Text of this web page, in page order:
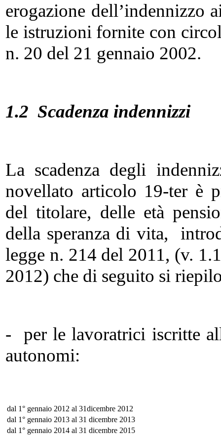
erogazione dell’indennizzo
le istruzioni fornite con
n. 20 del 21 gennaio 2002.
1.2 Scadenza indennizzi
La scadenza degli
novellato articolo 19-ter è
del titolare, delle età
della speranza di vita,
legge n. 214 del 2011, (v.
2012) che di seguito si
- per le lavoratrici iscritte
autonomi:
dal 1° gennaio 2012 al 31dicembre 2012
dal 1° gennaio 2013 al 31 dicembre 2013
dal 1° gennaio 2014 al 31 dicembre 2015